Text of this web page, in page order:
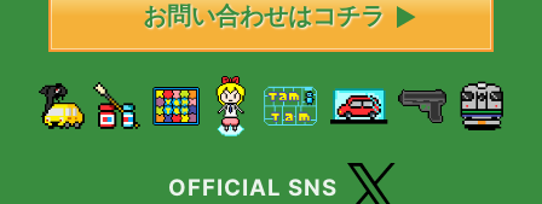
お問い合わせはコチラ
OFFICIAL SNS